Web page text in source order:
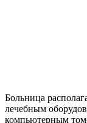
Больница
лечебным
компьютерным